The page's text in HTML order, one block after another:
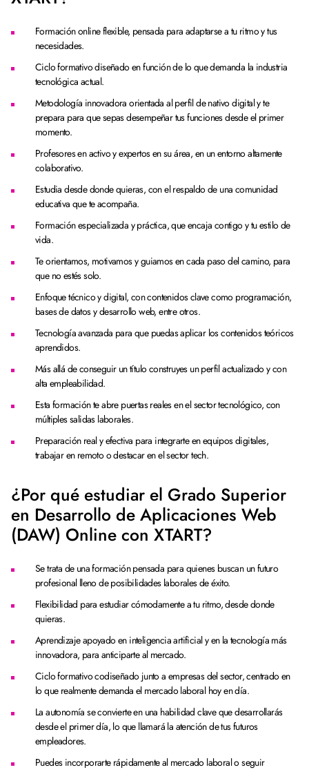
Formación online flexible, pensada para adaptarse a tu ritmo y tus
necesidades.
Ciclo formativo diseñado en función de lo que demanda la industria
tecnológica actual.
Metodología innovadora orientada al perfil de nativo digital y te
prepara para que sepas desempeñar tus funciones desde el primer
momento.
Profesores en activo y expertos en su área, en un entorno altamente
colaborativo.
Estudia desde donde quieras, con el respaldo de una comunidad
educativa que te acompaña.
Formación especializada y práctica, que encaja contigo y tu estilo de
vida.
Te orientamos, motivamos y guiamos en cada paso del camino, para
que no estés solo.
Enfoque técnico y digital, con contenidos clave como programación,
bases de datos y desarrollo web, entre otros.
Tecnología avanzada para que puedas aplicar los contenidos teóricos
aprendidos.
Más allá de conseguir un título construyes un perfil actualizado y con
alta empleabilidad.
Esta formación te abre puertas reales en el sector tecnológico, con
múltiples salidas laborales.
Preparación real y efectiva para integrarte en equipos digitales,
trabajar en remoto o destacar en el sector tech.
¿Por qué estudiar el Grado Superior
en Desarrollo de Aplicaciones Web
(DAW) Online con XTART?
Se trata de una formación pensada para quienes buscan un futuro
profesional lleno de posibilidades laborales de éxito.
Flexibilidad para estudiar cómodamente a tu ritmo, desde donde
quieras.
Aprendizaje apoyado en inteligencia artificial y en la tecnología más
innovadora, para anticiparte al mercado.
Ciclo formativo codiseñado junto a empresas del sector, centrado en
lo que realmente demanda el mercado laboral hoy en día.
La autonomía se convierte en una habilidad clave que desarrollarás
desde el primer día, lo que llamará la atención de tus futuros
empleadores.
Puedes incorporarte rápidamente al mercado laboral o seguir